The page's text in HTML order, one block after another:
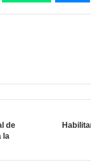
de
la